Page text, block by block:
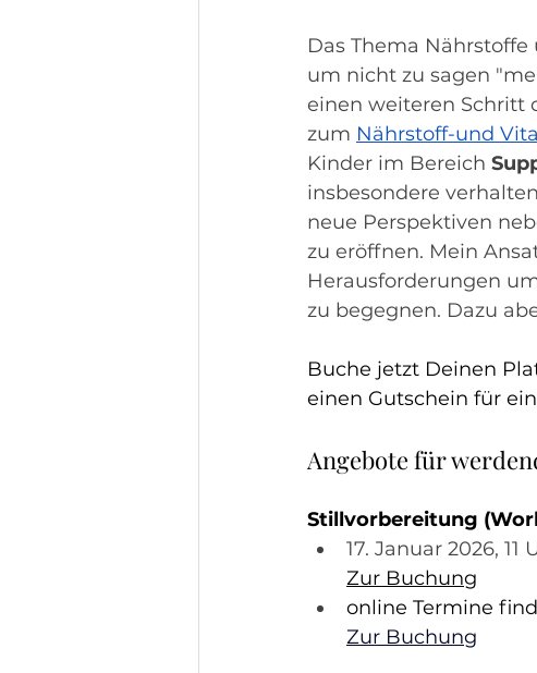
Das Thema
um nicht zu sagen
einen weiteren Schritt
zum Nährstoff-und
Kinder im Bereich
insbesondere
neue Perspektiven
zu eröffnen. Mein
Herausforderungen
zu begegnen. Dazu
Buche jetzt Deinen
einen Gutschein für
Angebote für
Stillvorbereitung
17. Januar 2026,
Zur Buchung
online Termine
Zur Buchung